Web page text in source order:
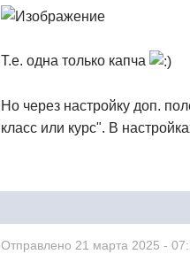
Т.е. одна только капча
Но через настройку доп.
класс или курс". В
Отправлено 21 марта 2025 -